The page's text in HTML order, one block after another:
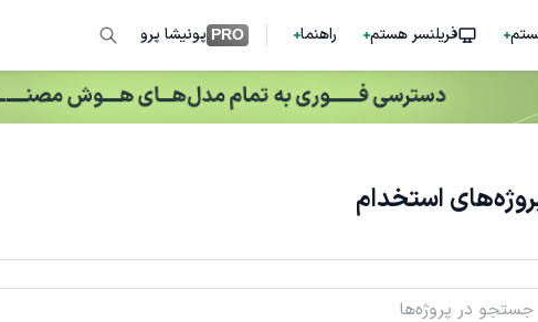
فریلنسر هستم راهنما PRO پونیشا پرو
استخدام